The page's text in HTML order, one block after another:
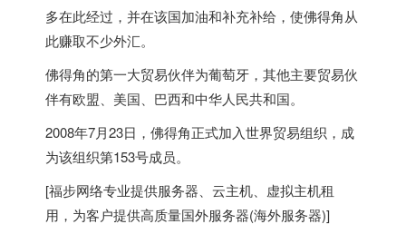
多在此经过，并在该国加油和补充补给，使佛得角从
此赚取不少外汇。
佛得角的第一大贸易伙伴为葡萄牙，其他主要贸易伙
伴有欧盟、美国、巴西和中华人民共和国。
2008年7月23日，佛得角正式加入世界贸易组织，成
为该组织第153号成员。
[福步网络专业提供服务器 云主机 虚拟主机租
用，为客户提供高质量国外服务器(海外服务器)]